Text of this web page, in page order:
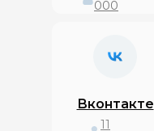
000
Вконтакте
11